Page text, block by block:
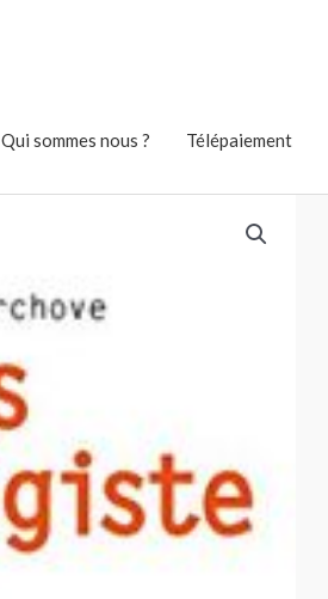
Qui sommes nous ? Télépaiement